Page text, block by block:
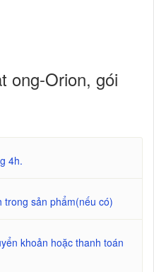
ong-Orion, gói
4h.
trong sản phẩm(nếu có)
khoản hoặc thanh toán